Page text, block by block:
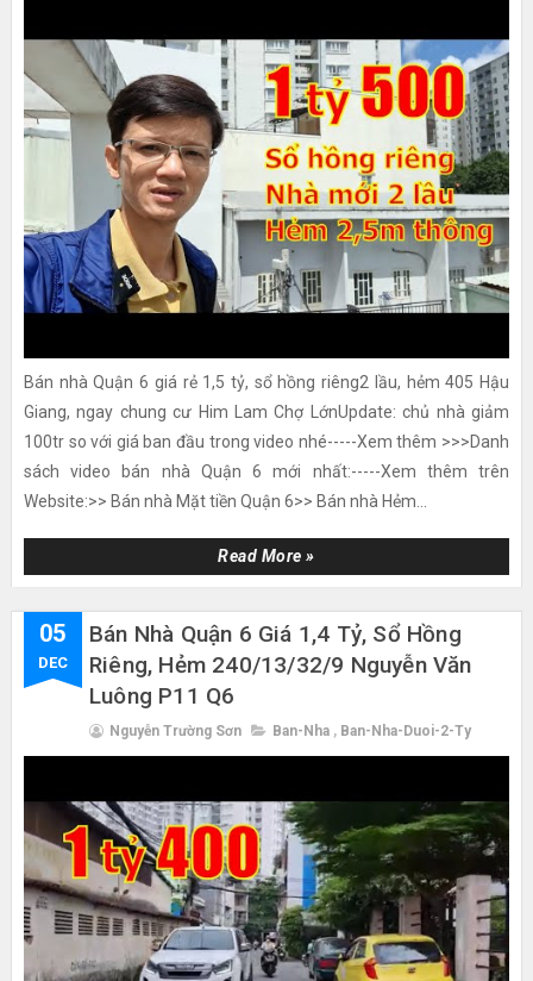
Bán nhà Quận 6 giá rẻ 1,5 tỷ, sổ hồng riêng2 lầu, hẻm 405 Hậu
Giang, ngay chung cư Him Lam Chợ LớnUpdate: chủ nhà giảm
100tr so với giá ban đầu trong video nhé-----Xem thêm >>>Danh
sách video bán nhà Quận 6 mới nhất:-----Xem thêm trên
Website:>> Bán nhà Mặt tiền Quận 6>> Bán nhà Hẻm...
Read More »
05
DEC
Bán Nhà Quận 6 Giá 1,4 Tỷ, Sổ Hồng
Riêng, Hẻm 240/13/32/9 Nguyễn Văn
Luông P11 Q6
Nguyễn Trường Sơn Ban-Nha , Ban-Nha-Duoi-2-Ty